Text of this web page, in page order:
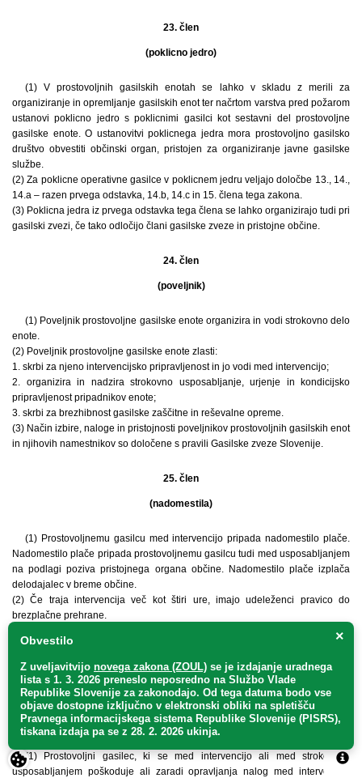
23. člen
(poklicno jedro)
(1) V prostovoljnih gasilskih enotah se lahko v skladu z merili za
organiziranje in opremljanje gasilskih enot ter načrtom varstva pred požarom
ustanovi poklicno jedro s poklicnimi gasilci kot sestavni del prostovoljne
gasilske enote. O ustanovitvi poklicnega jedra mora prostovoljno gasilsko
društvo obvestiti občinski organ, pristojen za organiziranje javne gasilske
službe.
(2) Za poklicne operativne gasilce v poklicnem jedru veljajo določbe 13., 14.,
14.a – razen prvega odstavka, 14.b, 14.c in 15. člena tega zakona.
(3) Poklicna jedra iz prvega odstavka tega člena se lahko organizirajo tudi pri
gasilski zvezi, če tako odločijo člani gasilske zveze in pristojne občine.
24. člen
(poveljnik)
(1) Poveljnik prostovoljne gasilske enote organizira in vodi strokovno delo
enote.
(2) Poveljnik prostovoljne gasilske enote zlasti:
1. skrbi za njeno intervencijsko pripravljenost in jo vodi med intervencijo;
2. organizira in nadzira strokovno usposabljanje, urjenje in kondicijsko
pripravljenost pripadnikov enote;
3. skrbi za brezhibnost gasilske zaščitne in reševalne opreme.
(3) Način izbire, naloge in pristojnosti poveljnikov prostovoljnih gasilskih enot
in njihovih namestnikov so določene s pravili Gasilske zveze Slovenije.
25. člen
(nadomestila)
(1) Prostovoljnemu gasilcu med intervencijo pripada nadomestilo plače.
Nadomestilo plače pripada prostovoljnemu gasilcu tudi med usposabljanjem
na podlagi poziva pristojnega organa občine. Nadomestilo plače izplača
delodajalec v breme občine.
(2) Če traja intervencija več kot štiri ure, imajo udeleženci pravico do
brezplačne prehrane.
(3) Prostovoljnega gasilca zaradi udeležbe na intervenciji ali na
usposabljanju delodajalec ne sme odpustiti, razporediti na drugo delovno
mesto ali ga kako drugače oškodovati.
26. člen
(zavarovanje prostovoljnih gasilcev)
(1) Prostovoljni gasilec, ki se med intervencijo ali med strokovnim
usposabljanjem poškoduje ali zaradi opravljanja nalog med intervencijo
×
Obvestilo
Z uveljavitvijo novega zakona (ZOUL) se je izdajanje uradnega
lista s 1. 3. 2026 preneslo neposredno na Službo Vlade
Republike Slovenije za zakonodajo. Od tega datuma bodo vse
objave dostopne izključno v elektronski obliki na spletišču
Pravnega informacijskega sistema Republike Slovenije (PISRS),
tiskana izdaja pa se z 28. 2. 2026 ukinja.